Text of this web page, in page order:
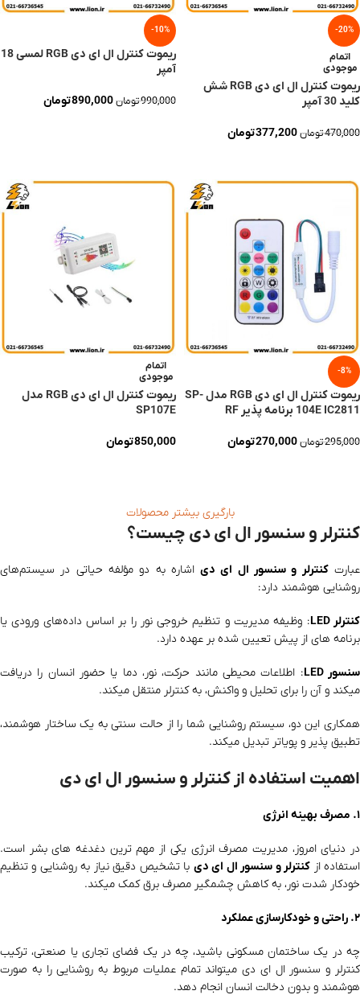
-20%
اتمام
موجودی
ریموت کنترل ال ای دی RGB شش
کلید 30 آمپر
470,000تومان377,200تومان
-10%
ریموت کنترل ال ای دی RGB لمسی 18
آمپر
990,000تومان890,000تومان
-8%
ریموت کنترل ال ای دی RGB مدل SP-
104E IC2811 برنامه پذیر RF
295,000تومان270,000تومان
اتمام
موجودی
ریموت کنترل ال ای دی RGB مدل
SP107E
850,000تومان
بارگیری بیشتر محصولات
کنترلر و سنسور ال ای دی چیست؟
عبارتکنترلر و سنسور ال ای دیاشاره به دو مؤلفه حیاتی در سیستم‌های
روشنایی هوشمند دارد:
کنترلر LED
: وظیفه مدیریت و تنظیم خروجی نور را بر اساس داده‌های ورودی یا
برنامه‌ های از پیش تعیین‌ شده بر عهده دارد.
سنسور LED
: اطلاعات محیطی مانند حرکت، نور، دما یا حضور انسان را دریافت
میکند و آن را برای تحلیل و واکنش، به کنترلر منتقل میکند.
همکاری این دو، سیستم روشنایی شما را از حالت سنتی به یک ساختار هوشمند،
تطبیق‌ پذیر و پویاتر تبدیل میکند.
اهمیت استفاده از کنترلر و سنسور ال ای دی
۱. مصرف بهینه انرژی
در دنیای امروز، مدیریت مصرف انرژی یکی از مهم‌ ترین دغدغه‌ های بشر است.
استفاده از کنترلر و سنسور ال ای دی با تشخیص دقیق نیاز به روشنایی و تنظیم
خودکار شدت نور، به کاهش چشمگیر مصرف برق کمک میکند.
۲. راحتی و خودکارسازی عملکرد
چه در یک ساختمان مسکونی باشید، چه در یک فضای تجاری یا صنعتی، ترکیب
کنترلر و سنسور ال ای دی میتواند تمام عملیات مربوط به روشنایی را به‌ صورت
هوشمند و بدون دخالت انسان انجام دهد.